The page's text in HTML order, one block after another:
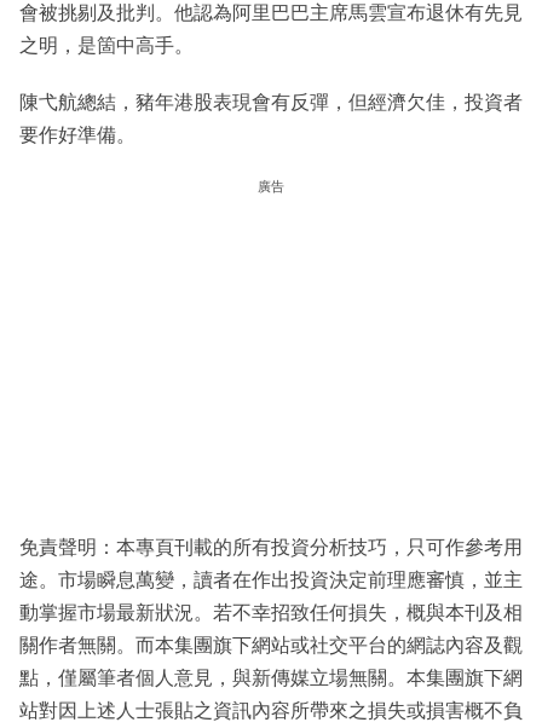
會被挑剔及批判。他認為阿里巴巴主席馬雲宣布退休有先見
之明，是箇中高手。
陳弋航總結，豬年港股表現會有反彈，但經濟欠佳，投資者
要作好準備。
廣告
免責聲明：本專頁刊載的所有投資分析技巧，只可作參考用
途。市場瞬息萬變，讀者在作出投資決定前理應審慎，並主
動掌握市場最新狀況。若不幸招致任何損失，概與本刊及相
關作者無關。而本集團旗下網站或社交平台的網誌內容及觀
點，僅屬筆者個人意見，與新傳媒立場無關。本集團旗下網
站對因上述人士張貼之資訊內容所帶來之損失或損害概不負